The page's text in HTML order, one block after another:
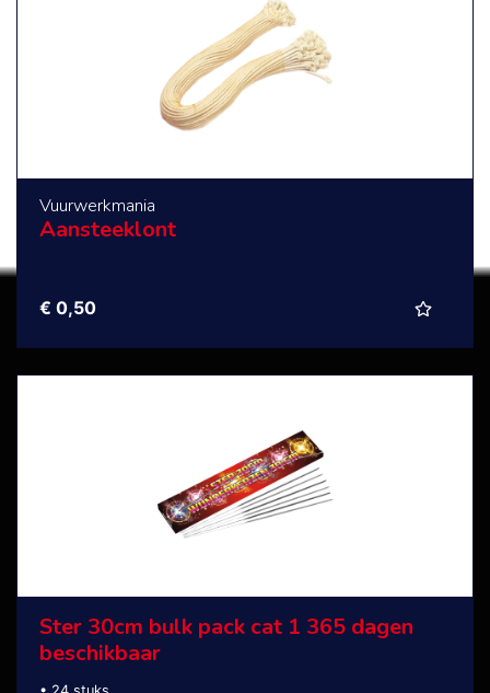
Vuurwerkmania
Aansteeklont
€ 0,50
Ster 30cm bulk pack cat 1 365 dagen
beschikbaar